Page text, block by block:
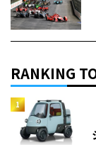
RANKING